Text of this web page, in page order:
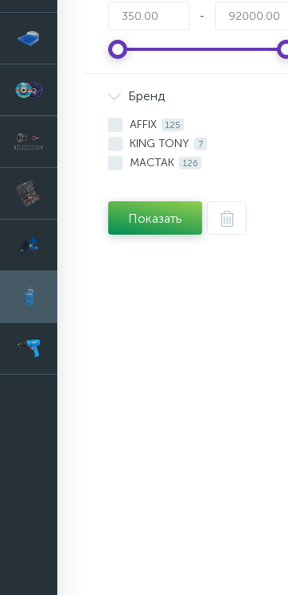
-
Бренд
AFFIX 125
KING TONY 7
МАСТАК 126
Показать